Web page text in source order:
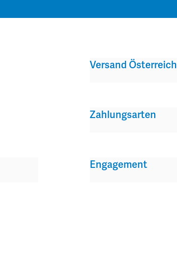
Versand Österreich
Zahlungsarten
Engagement